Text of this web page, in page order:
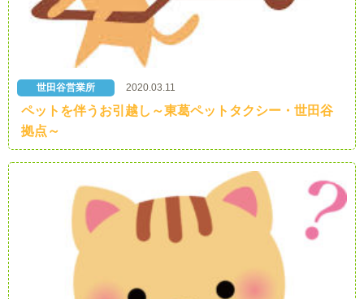
世田谷営業所 2020.03.11
ペットを伴うお引越し～東葛ペットタクシー・世田谷
拠点～